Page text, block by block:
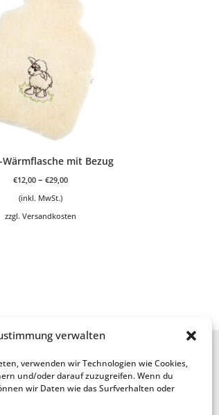
verwalten
verwenden wir Technologien wie Cookies,
und/oder darauf zuzugreifen. Wenn du
wir Daten wie das Surfverhalten oder
mit Bezug
€12,00 –€29,00
(inkl. MwSt.)
zzgl.Versandkosten
Wolle